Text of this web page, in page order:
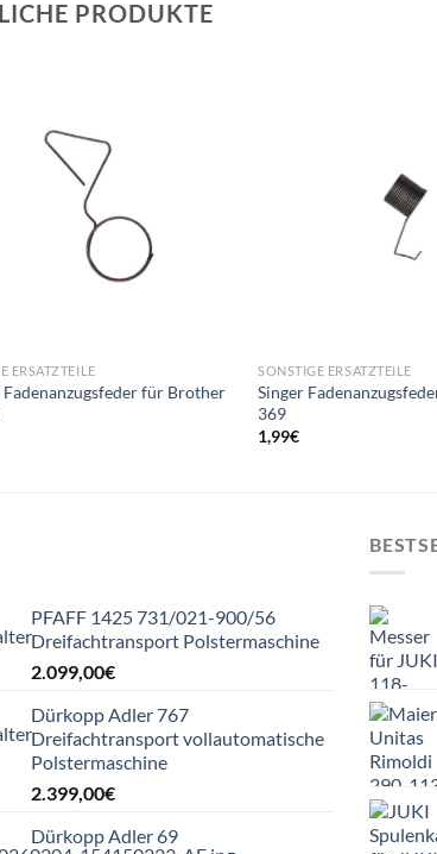
PRODUKTE
ERSATZTEILE
für Brother
SONSTIGE ERSATZTEILE
Singer
369
1,99€
PFAFF 1425 731/021-900/56
Dreifachtransport Polstermaschine
2.099,00€
Dürkopp Adler 767
Dreifachtransport vollautomatische
Polstermaschine
2.399,00€
Dürkopp Adler 69